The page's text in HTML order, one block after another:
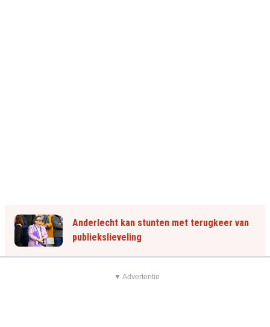
Anderlecht kan stunten met terugkeer van
publiekslieveling
▼ Advertentie